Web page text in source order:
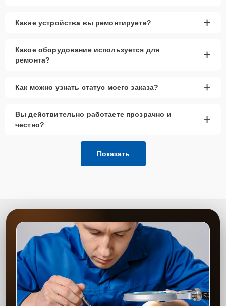
Какие устройства вы ремонтируете? +
Какое оборудование используется для
ремонта?
+
Как можно узнать статус моего заказа? +
Вы действительно работаете прозрачно и
честно?
+
Показать